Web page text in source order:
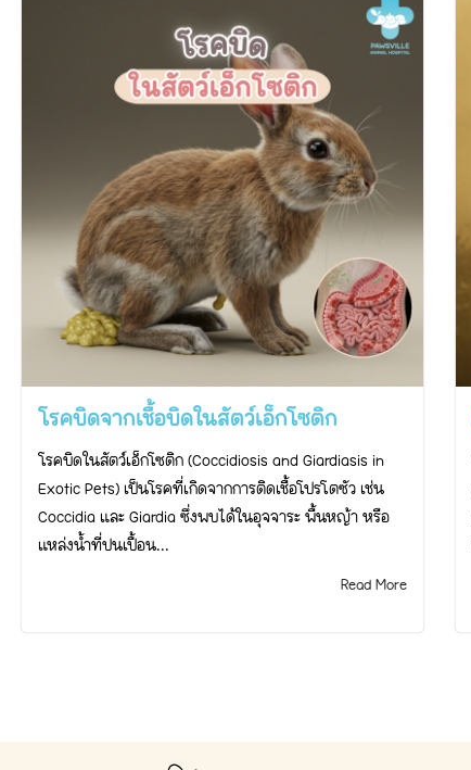
โรคบิดจากเชื้อบิดในสัตว์เอ็กโซติก
โรคบิดในสัตว์เอ็กโซติก (Coccidiosis and Giardiasis in
Exotic Pets) เป็นโรคที่เกิดจากการติดเชื้อโปรโตซัว เช่น
Coccidia และ Giardia ซึ่งพบได้ในอุจจาระ พื้นหญ้า หรือ
แหล่งน้ำที่ปนเปื้อน...
Read More